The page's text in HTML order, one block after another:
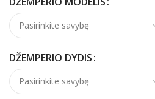
DŽEMPERIO DYDIS